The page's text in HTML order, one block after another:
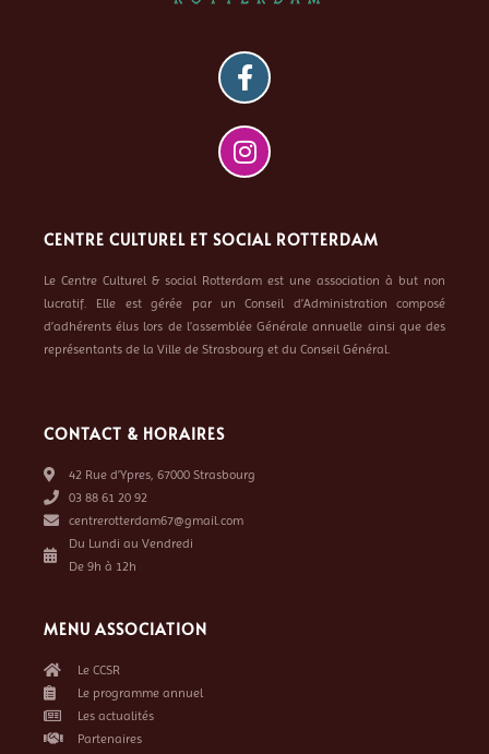
CENTRE CULTUREL ET SOCIAL ROTTERDAM
Le Centre Culturel & social Rotterdam est une association à but non
lucratif. Elle est gérée par un Conseil d’Administration composé
d’adhérents élus lors de l’assemblée Générale annuelle ainsi que des
représentants de la Ville de Strasbourg et du Conseil Général.
CONTACT & HORAIRES
42 Rue d’Ypres, 67000 Strasbourg
03 88 61 20 92
centrerotterdam67@gmail.com
Du Lundi au Vendredi
De 9h à 12h
MENU ASSOCIATION
Le CCSR
Le programme annuel
Les actualités
Partenaires